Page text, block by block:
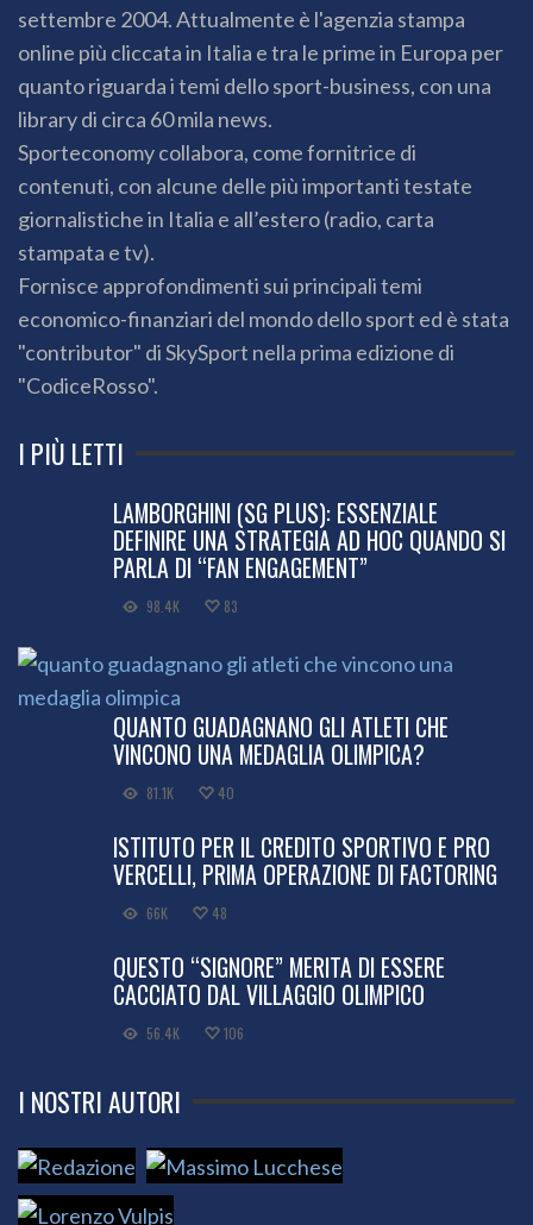
settembre 2004. Attualmente è l'agenzia stampa
online più cliccata in Italia e tra le prime in Europa per
quanto riguarda i temi dello sport-business, con una
library di circa 60 mila news.
Sporteconomy collabora, come fornitrice di
contenuti, con alcune delle più importanti testate
giornalistiche in Italia e all’estero (radio, carta
stampata e tv).
Fornisce approfondimenti sui principali temi
economico-finanziari del mondo dello sport ed è stata
"contributor" di SkySport nella prima edizione di
"CodiceRosso".
I PIÙ LETTI
LAMBORGHINI (SG PLUS): ESSENZIALE
DEFINIRE UNA STRATEGIA AD HOC QUANDO SI
PARLA DI “FAN ENGAGEMENT”
98.4K 83
QUANTO GUADAGNANO GLI ATLETI CHE
VINCONO UNA MEDAGLIA OLIMPICA?
81.1K 40
ISTITUTO PER IL CREDITO SPORTIVO E PRO
VERCELLI, PRIMA OPERAZIONE DI FACTORING
66K 48
QUESTO “SIGNORE” MERITA DI ESSERE
CACCIATO DAL VILLAGGIO OLIMPICO
56.4K 106
I NOSTRI AUTORI